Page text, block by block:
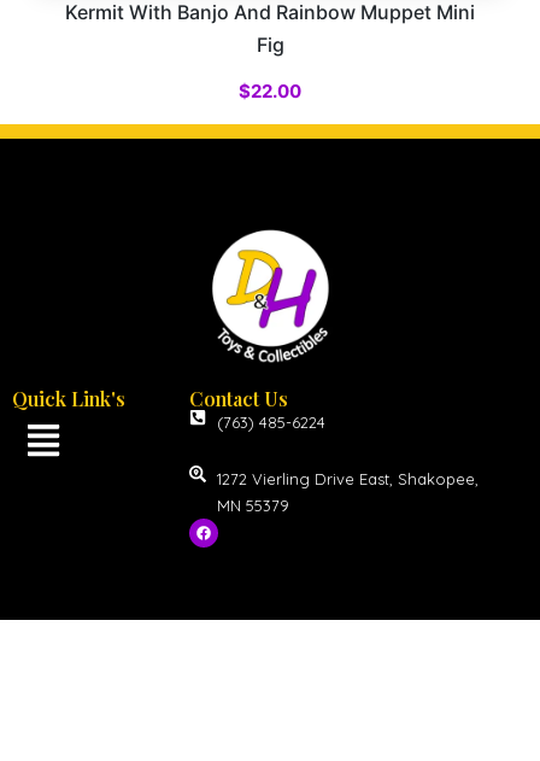
Kermit With Banjo And Rainbow Muppet Mini
Fig
$22.00
Quick Link's Contact Us
(763) 485-6224
1272 Vierling Drive East, Shakopee,
MN 55379